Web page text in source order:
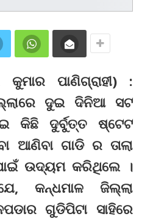
ପାଣିଗ୍ରାହୀ) :
ଦୁଇ ଦିନିଆ ସଟ
କିଛି ଦୁର୍ବୁତ୍ତ ଷ୍ଟେଟ
ଆଣିବା ଗାଡି ର ତାଲା
ଉଦ୍ୟମ କରିଥିଲେ ।
କନ୍ଧମାଳ ଜିଲ୍ଲା
ଗୁଡିପିଟା ସାହିରେ